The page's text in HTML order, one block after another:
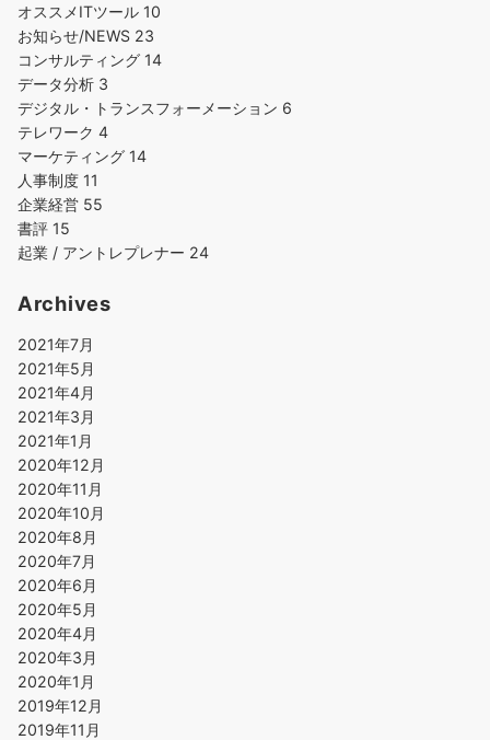
オススメITツール 10
お知らせ/NEWS 23
コンサルティング 14
データ分析 3
デジタル・トランスフォーメーション 6
テレワーク 4
マーケティング 14
人事制度 11
企業経営 55
書評 15
起業 / アントレプレナー 24
Archives
2021年7月
2021年5月
2021年4月
2021年3月
2021年1月
2020年12月
2020年11月
2020年10月
2020年8月
2020年7月
2020年6月
2020年5月
2020年4月
2020年3月
2020年1月
2019年12月
2019年11月